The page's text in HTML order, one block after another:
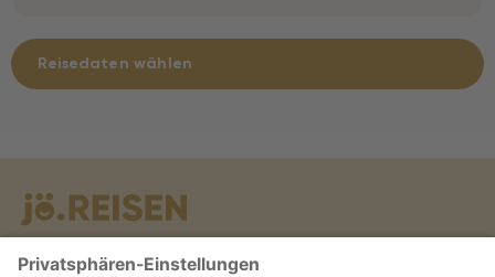
Reisedaten wählen